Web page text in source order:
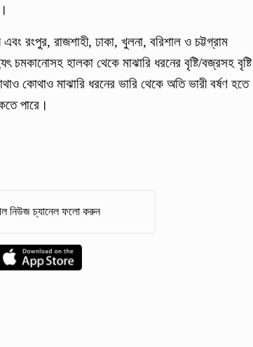
রংপুর, রাজশাহী, ঢাকা, খুলনা, বরিশাল ও চট্টগ্রাম
হালকা থেকে মাঝারি ধরনের বৃষ্টি/বজ্রসহ বৃষ্টি
কোথাও মাঝারি ধরনের ভারি থেকে অতি ভারী বর্ষণ হতে
পারে।
নিউজ চ্যানেল ফলো করুন